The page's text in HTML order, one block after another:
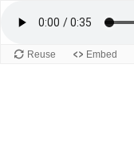
Reuse Embed